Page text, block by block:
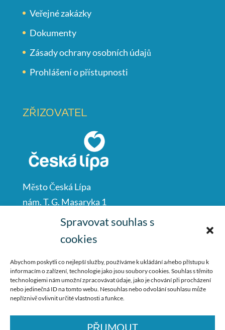
Spravovat souhlas s
cookies
Abychom poskytli co nejlepší služby, používáme k ukládání a/nebo přístupu k
informacím o zařízení, technologie jako jsou soubory cookies. Souhlas s těmito
technologiemi nám umožní zpracovávat údaje, jako je chování při procházení
nebo jedinečná ID na tomto webu. Nesouhlas nebo odvolání souhlasu může
nepříznivě ovlivnit určité vlastnosti a funkce.
PŘIJMOUT
Veřejné zakázky
Dokumenty
Zásady ochrany osobních údajů
Prohlášení o přístupnosti
ZŘIZOVATEL
Město Česká Lípa
nám. T. G. Masaryka 1
Česká Lípa
487 881 111
podatelna@mucl.cz